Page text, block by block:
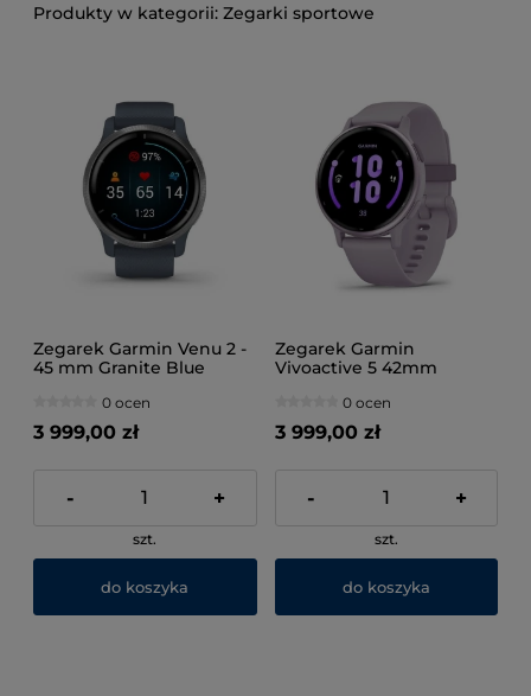
Zegarki sportowe
Zegarek Garmin Venu 2 -
45 mm Granite Blue
0 ocen
3 999,00 zł
- +
szt.
do koszyka
Zegarek Garmin
Vivoactive 5 42mm
0 ocen
3 999,00 zł
- +
szt.
do koszyka